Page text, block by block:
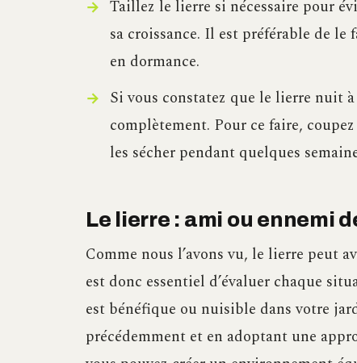
Taillez le lierre si nécessaire pour
sa croissance. Il est préférable de
en dormance.
Si vous constatez que le lierre nuit
complètement. Pour ce faire,
les sécher pendant quelques
Le lierre : ami ou ennemi
Comme nous l’avons vu, le lierre peut
est donc essentiel d’évaluer chaque
est bénéfique ou nuisible dans votre
précédemment et en adoptant une